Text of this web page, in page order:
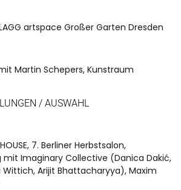
artspace Großer Garten Dresden
Martin Schepers, Kunstraum
/ AUSWAHL
HOUSE, 7. Berliner Herbstsalon,
mit Imaginary Collective (Danica Dakić,
Wittich, Arijit Bhattacharyya), Maxim